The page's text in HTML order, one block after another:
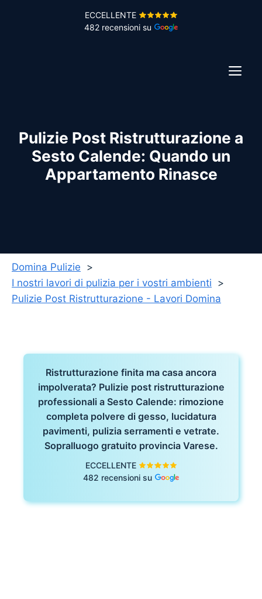
ECCELLENTE
482 recensioni su
Pulizie Post Ristrutturazione a
Sesto Calende: Quando un
Appartamento Rinasce
Domina Pulizie
I nostri lavori di pulizia per i vostri ambienti
Pulizie Post Ristrutturazione - Lavori Domina
Ristrutturazione finita ma casa ancora
impolverata? Pulizie post ristrutturazione
professionali a Sesto Calende: rimozione
completa polvere di gesso, lucidatura
pavimenti, pulizia serramenti e vetrate.
Sopralluogo gratuito provincia Varese.
ECCELLENTE
482 recensioni su